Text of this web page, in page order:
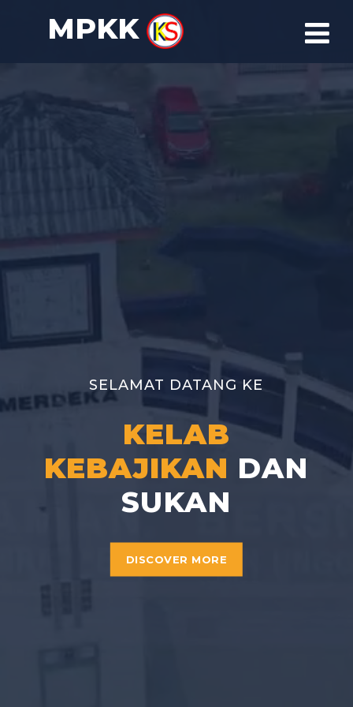
MPKK
SELAMAT DATANG KE
KELAB
KEBAJIKAN DAN
SUKAN
DISCOVER MORE